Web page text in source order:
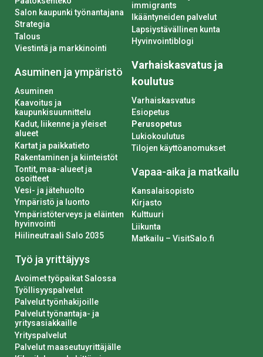
Salon kaupunki työnantajana
Strategia
Talous
Viestintä ja markkinointi
Asuminen ja ympäristö
Asuminen
Kaavoitus ja
kaupunkisuunnittelu
Kadut, liikenne ja yleiset
alueet
Kartat ja paikkatieto
Rakentaminen ja kiinteistöt
Tontit, maa-alueet ja
osoitteet
Vesi- ja jätehuolto
Ympäristö ja luonto
Ympäristöterveys ja eläinten
hyvinvointi
Hiilineutraali Salo 2035
Työ ja yrittäjyys
Avoimet työpaikat Salossa
Työllisyyspalvelut
Palvelut työnhakijoille
Palvelut työnantaja- ja
yritysasiakkaille
Yrityspalvelut
Palvelut maaseutuyrittäjälle
immigrants
Ikääntyneiden palvelut
Lapsiystävällinen kunta
Hyvinvointiblogi
Varhaiskasvatus ja
koulutus
Varhaiskasvatus
Esiopetus
Perusopetus
Lukiokoulutus
Tilojen käyttöanomukset
Vapaa-aika ja matkailu
Kansalaisopisto
Kirjasto
Kulttuuri
Liikunta
Matkailu – VisitSalo.fi